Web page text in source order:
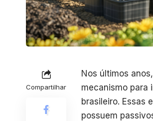
Compartilhar
Nos últimos
mecanismo para
brasileiro. Essas
possuem